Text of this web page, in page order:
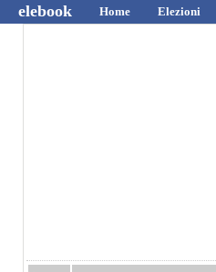
elebook Home Elezioni